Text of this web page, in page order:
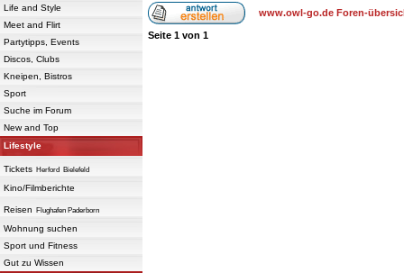
Life and Style
Meet and Flirt
Partytipps, Events
Discos, Clubs
Kneipen, Bistros
Sport
Suche im Forum
New and Top
Lifestyle
Tickets Herford Bielefeld
Kino/Filmberichte
Reisen Flughafen Paderborn
Wohnung suchen
Sport und Fitness
Gut zu Wissen
www.owl-go.de Foren-
Seite 1 von 1